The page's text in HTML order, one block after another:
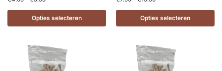
Opties selecteren Opties selecteren